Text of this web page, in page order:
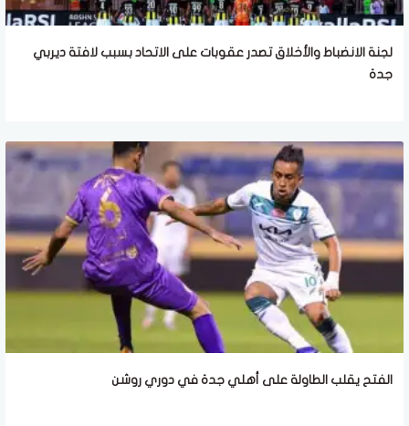
لجنة الانضباط والأخلاق تصدر عقوبات على الاتحاد بسبب لافتة ديربي
جدة
الفتح يقلب الطاولة على أهلي جدة في دوري روشن